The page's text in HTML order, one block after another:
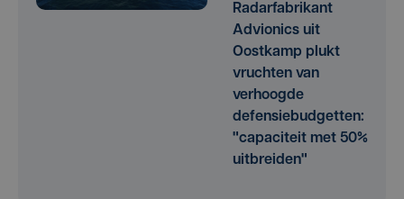
Radarfabrikant
Advionics uit
Oostkamp plukt
vruchten van
verhoogde
defensiebudgetten:
"capaciteit met 50%
uitbreiden"